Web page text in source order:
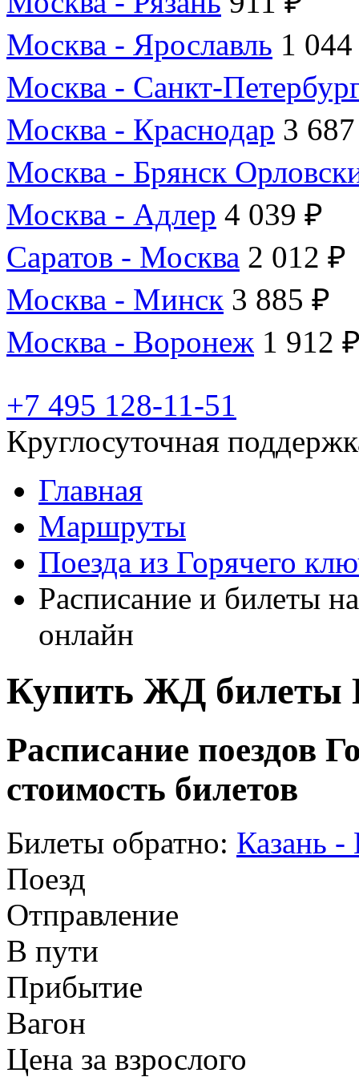
Москва - Ярославль 1
Москва - Санкт-
Москва - Краснодар 3
Москва - Брянск
Москва - Адлер 4 039 ₽
Саратов - Москва 2 012 ₽
Москва - Минск 3 885 ₽
Москва - Воронеж 1 912
+7 495 128-11-51
Круглосуточная
Главная
Маршруты
Поезда из Горячего
Расписание и билеты
онлайн
Купить ЖД билеты
Расписание поездов
стоимость билетов
Билеты обратно: Казань
Поезд
Отправление
В пути
Прибытие
Вагон
Цена за взрослого